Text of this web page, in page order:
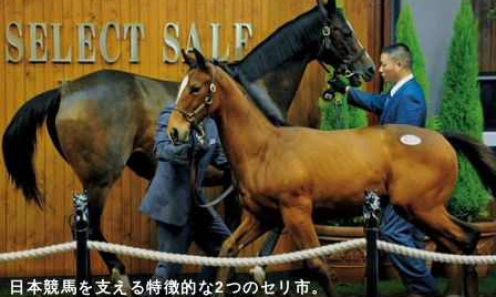
日本競馬を支える特徴的な2つのセリ市。